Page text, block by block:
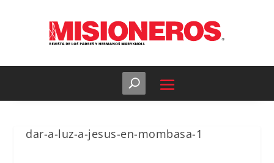
dar-a-luz-a-jesus-en-mombasa-1